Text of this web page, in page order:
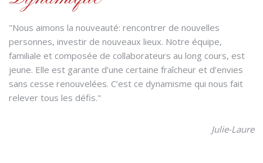
"Nous aimons la nouveauté: rencontrer de nouvelles
personnes, investir de nouveaux lieux. Notre équipe,
familiale et composée de collaborateurs au long cours, est
jeune. Elle est garante d’une certaine fraîcheur et d’envies
sans cesse renouvelées. C’est ce dynamisme qui nous fait
relever tous les défis."
Julie-Laure